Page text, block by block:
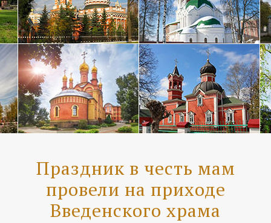
Праздник в честь мам
провели на приходе
Введенского храма